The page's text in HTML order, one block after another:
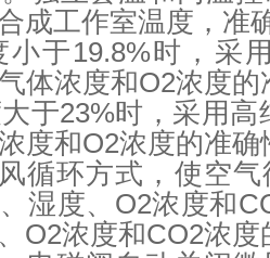
合成工作室温度
小于19.8%时，采
气体浓度和O2浓
于23%时，采用
度和O2浓度的准
循环方式，使空
湿度、O2浓度和
、O2浓度和CO2